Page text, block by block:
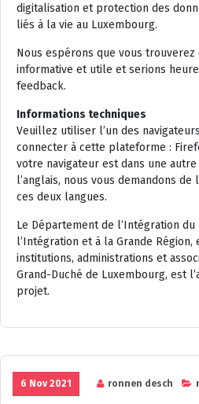
digitalisation et protection des
liés à la vie au Luxembourg.
Nous espérons que vous
informative et utile et serions
feedback.
Informations techniques
Veuillez utiliser l’un des
connecter à cette plateforme :
votre navigateur est dans une
l’anglais, nous vous demandons
ces deux langues.
Le Département de l’Intégration
l’Intégration et à la Grande
institutions, administrations et
Grand-Duché de Luxembourg, est
projet.
6 Nov 2021 ronnen desch